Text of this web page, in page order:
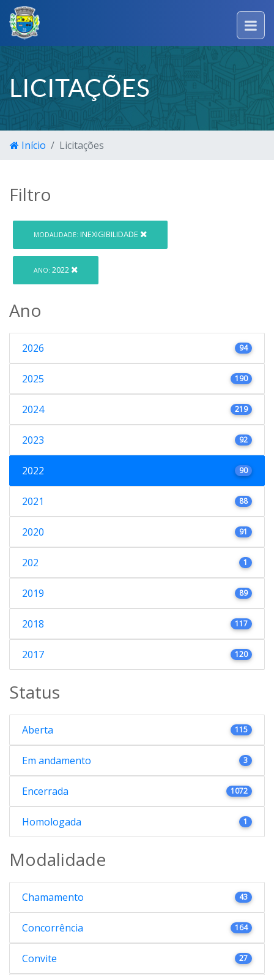
LICITAÇÕES
Início Licitações
Filtro
MODALIDADE: INEXIGIBILIDADE
ANO: 2022
Ano
2026 94
2025 190
2024 219
2023 92
2022 90
2021 88
2020 91
202 1
2019 89
2018 117
2017 120
Status
Aberta 115
Em andamento 3
Encerrada 1072
Homologada 1
Modalidade
Chamamento 43
Concorrência 164
Convite 27